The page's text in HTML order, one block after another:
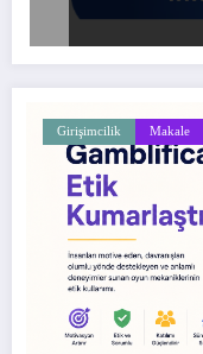
Girişimcilik Makale